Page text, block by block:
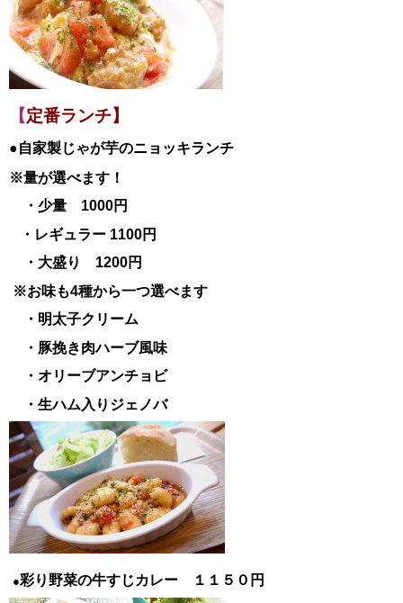
【定番ランチ】
●自家製じゃが芋のニョッキランチ
※量が選べます！
・少量 1000円
・レギュラー 1100円
・大盛り 1200円
※お味も4種から一つ選べます
・明太子クリーム
・豚挽き肉ハーブ風味
・オリーブアンチョビ
・生ハム入りジェノバ
●彩り野菜の牛すじカレー １１５０円